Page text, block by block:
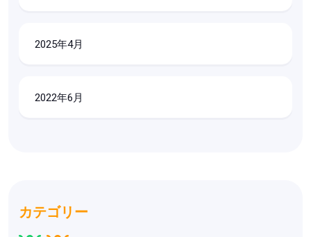
2025年4月
2022年6月
カテゴリー